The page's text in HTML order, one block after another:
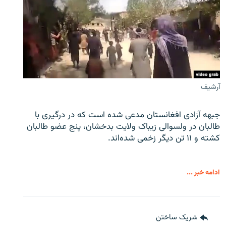
آرشیف
جبهه آزادی افغانستان مدعی شده است که در درگیری با
طالبان در ولسوالی زیباک ولایت بدخشان، پنج عضو طالبان
کشته و ۱۱ تن دیگر زخمی شده‌اند.
ادامه خبر ...
شریک ساختن